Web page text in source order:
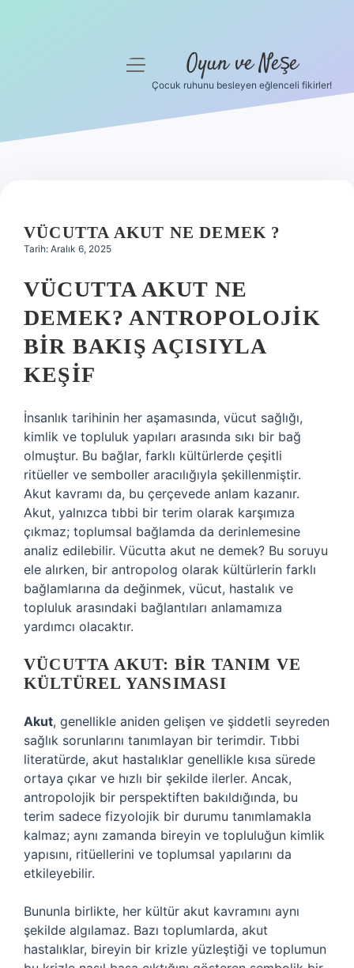
Hakkımızda
menüyü
Oyun ve Neşe
Çocuk ruhunu besleyen eğlenceli fikirler!
VÜCUTTA AKUT NE DEMEK ?
Tarih: Aralık 6, 2025
VÜCUTTA AKUT NE
DEMEK? ANTROPOLOJIK
BIR BAKIŞ AÇISIYLA
KEŞIF
İnsanlık tarihinin her aşamasında, vücut sağlığı,
kimlik ve topluluk yapıları arasında sıkı bir bağ
olmuştur. Bu bağlar, farklı kültürlerde çeşitli
ritüeller ve semboller aracılığıyla şekillenmiştir.
Akut kavramı da, bu çerçevede anlam kazanır.
Akut, yalnızca tıbbi bir terim olarak karşımıza
çıkmaz; toplumsal bağlamda da derinlemesine
analiz edilebilir. Vücutta akut ne demek? Bu soruyu
ele alırken, bir antropolog olarak kültürlerin farklı
bağlamlarına da değinmek, vücut, hastalık ve
topluluk arasındaki bağlantıları anlamamıza
yardımcı olacaktır.
VÜCUTTA AKUT: BIR TANIM VE
KÜLTÜREL YANSIMASI
Akut, genellikle aniden gelişen ve şiddetli seyreden
sağlık sorunlarını tanımlayan bir terimdir. Tıbbi
literatürde, akut hastalıklar genellikle kısa sürede
ortaya çıkar ve hızlı bir şekilde ilerler. Ancak,
antropolojik bir perspektiften bakıldığında, bu
terim sadece fizyolojik bir durumu tanımlamakla
kalmaz; aynı zamanda bireyin ve topluluğun kimlik
yapısını, ritüellerini ve toplumsal yapılarını da
etkileyebilir.
Bununla birlikte, her kültür akut kavramını aynı
şekilde algılamaz. Bazı toplumlarda, akut
hastalıklar, bireyin bir krizle yüzleştiği ve toplumun